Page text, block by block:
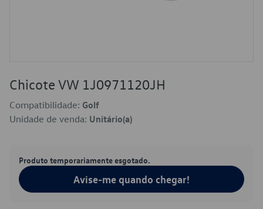
Chicote VW 1J0971120JH
Compatibilidade: Golf
Unidade de venda: Unitário(a)
Produto temporariamente esgotado.
Avise-me quando chegar!